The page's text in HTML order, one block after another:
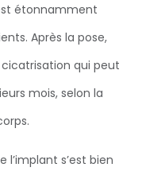
étonnamment
Après la pose,
qui peut
mois, selon la
s’est bien